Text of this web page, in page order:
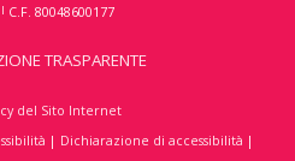
C.F. 80048600177
TRASPARENTE
del Sito Internet
| Dichiarazione di accessibilità |